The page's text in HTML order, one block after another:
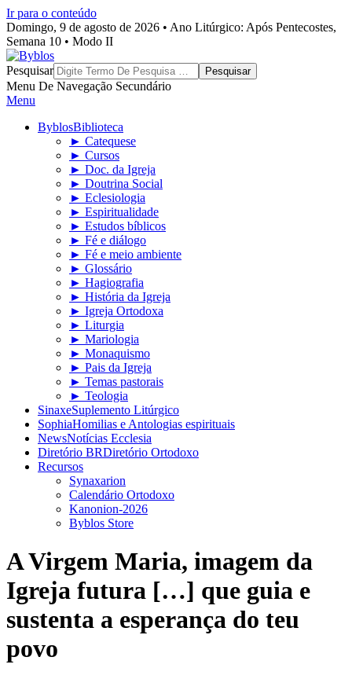
Ir para o conteúdo
Domingo, 9 de agosto de 2026 • Ano Litúrgico: Após Pentecostes,
Semana 10 • Modo II
Byblos
Pesquisar
Menu De Navegação Secundário
Menu
ByblosBiblioteca
► Catequese
► Cursos
► Doc. da Igreja
► Doutrina Social
► Eclesiologia
► Espiritualidade
► Estudos bíblicos
► Fé e diálogo
► Fé e meio ambiente
► Glossário
► Hagiografia
► História da Igreja
► Igreja Ortodoxa
► Liturgia
► Mariologia
► Monaquismo
► Pais da Igreja
► Temas pastorais
► Teologia
SinaxeSuplemento Litúrgico
SophiaHomilias e Antologias espirituais
NewsNotícias Ecclesia
Diretório BRDiretório Ortodoxo
Recursos
Synaxarion
Calendário Ortodoxo
Kanonion-2026
Byblos Store
A Virgem Maria, imagem da
Igreja futura […] que guia e
sustenta a esperança do teu
povo